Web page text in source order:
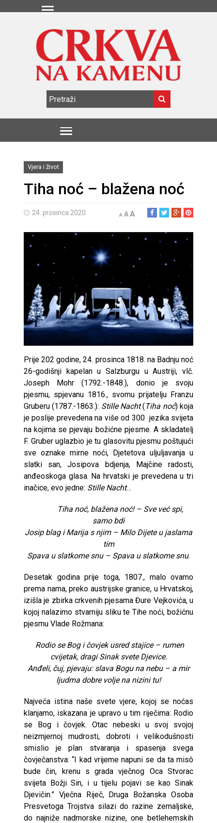
Vjera i život
Tiha noć – blažena noć
24. prosinca 2020. A AA
Prije 202 godine, 24. prosinca 1818. na Badnju noć
26-godišnji kapelan u Salzburgu u Austriji, vlč.
Joseph Mohr (1792.-1848.), donio je svoju
pjesmu, spjevanu 1816., svomu prijatelju Franzu
Gruberu (1787.-1863.): Stille Nacht(Tiha noć) koja
je poslije prevedena na više od 300 jezika svijeta
na kojima se pjevaju božićne pjesme. A skladatelj
F. Gruber uglazbio je tu glasovitu pjesmu poštujući
sve oznake mirne noći, Djetetova uljuljavanja u
slatki san, Josipova bdjenja, Majčine radosti,
anđeoskoga glasa. Na hrvatski je prevedena u tri
inačice, evo jedne: Stille Nacht…
Tiha noć, blažena noć! – Sve već spi,
samo bdi
Josip blag i Marija s njim – Milo Dijete u jaslama
tim
Spava u slatkome snu – Spava u slatkome snu.
Desetak godina prije toga, 1807., malo ovamo
prema nama, preko austrijske granice, u Hrvatskoj,
izišla je zbirka crkvenih pjesama Đure Vejkovića, u
kojoj nalazimo stvarniju sliku te Tihe noći, božićnu
pjesmu Vlade Rožmana:
Rodio se Bog i čovjek usred stajice – rumen
cvijetak, dragi Sinak svete Djevice.
Anđeli, čuj, pjevaju: slava Bogu na nebu – a mir
ljudma dobre volje na nizini tu!
Najveća istina naše svete vjere, kojoj se noćas
klanjamo, iskazana je upravo u tim riječima: Rodio
se Bog i čovjek. Otac nebeski u svoj svojoj
neizmjernoj mudrosti, dobroti i velikodušnosti
smislio je plan stvaranja i spasenja svega
čovječanstva: “I kad vrijeme napuni se da ta misô
bude čin, krenu s grada vječnog Oca Stvorac
svijeta Božji Sin, i u tijelu pojavi se kao Sinak
Djevičin.” Vječna Riječ, Druga Božanska Osoba
Presvetoga Trojstva silazi do razine zemaljske,
do najniže nadmorske nizine, one betlehemskih